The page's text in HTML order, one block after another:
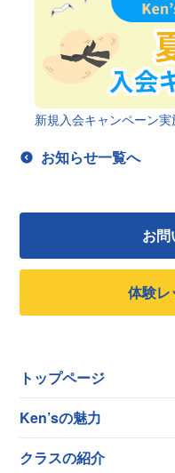
新規入会キャンペーン
お知らせ一覧へ
お
体験レ
トップページ
Ken’sの魅力
クラスの紹介